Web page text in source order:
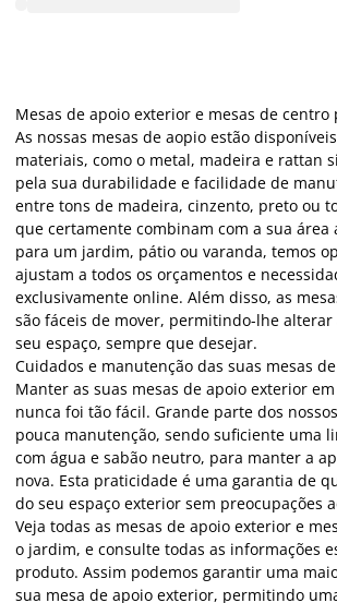
Mesas de apoio exterior e mesas de centro
As nossas mesas de aopio estão
materiais, como o metal, madeira e rattan
pela sua durabilidade e facilidade de
entre tons de madeira, cinzento, preto ou
que certamente combinam com a sua área
para um jardim, pátio ou varanda, temos
ajustam a todos os orçamentos e
exclusivamente online. Além disso, as
são fáceis de mover, permitindo-lhe alterar
seu espaço, sempre que desejar.
Cuidados e manutenção das suas mesas
Manter as suas mesas de apoio exterior
nunca foi tão fácil. Grande parte dos
pouca manutenção, sendo suficiente uma
com água e sabão neutro, para manter a
nova. Esta praticidade é uma garantia de
do seu espaço exterior sem preocupações
Veja todas as mesas de apoio exterior e
o jardim, e consulte todas as informações
produto. Assim podemos garantir uma
sua mesa de apoio exterior, permitindo